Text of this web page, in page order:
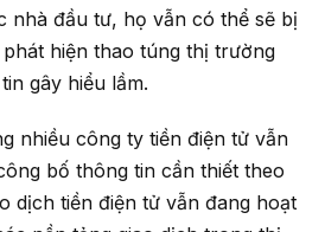
nhà đầu tư, họ vẫn có thể sẽ bị
hiện thao túng thị trường
gây hiểu lầm.
nhiều công ty tiền điện tử vẫn
bố thông tin cần thiết theo
dịch tiền điện tử vẫn đang hoạt